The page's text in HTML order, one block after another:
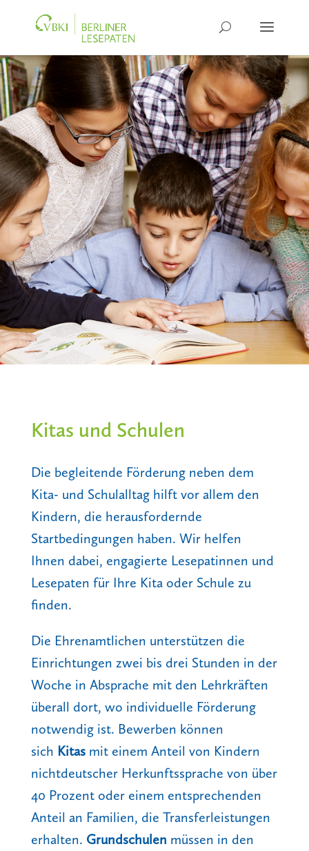
Kitas und Schulen
Die begleitende Förderung neben dem
Kita- und Schulalltag hilft vor allem den
Kindern, die herausfordernde
Startbedingungen haben. Wir helfen
Ihnen dabei, engagierte Lesepatinnen und
Lesepaten für Ihre Kita oder Schule zu
finden.
Die Ehrenamtlichen unterstützen die
Einrichtungen zwei bis drei Stunden in der
Woche in Absprache mit den Lehrkräften
überall dort, wo individuelle Förderung
notwendig ist. Bewerben können
sich Kitasmit einem Anteil von Kindern
nichtdeutscher Herkunftssprache von über
40 Prozent oder einem entsprechenden
Anteil an Familien, die Transferleistungen
erhalten. Grundschulen müssen in den